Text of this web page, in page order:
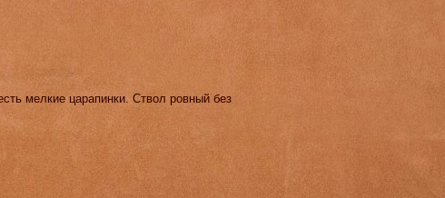
мелкие царапинки. Ствол ровный без